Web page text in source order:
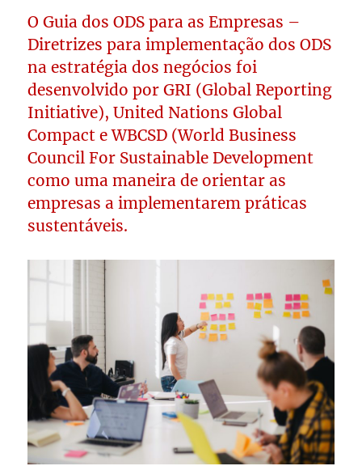
O Guia dos ODS para as Empresas –
Diretrizes para implementação dos ODS
na estratégia dos negócios foi
desenvolvido por GRI (Global Reporting
Initiative), United Nations Global
Compact e WBCSD (World Business
Council For Sustainable Development
como uma maneira de orientar as
empresas a implementarem práticas
sustentáveis.